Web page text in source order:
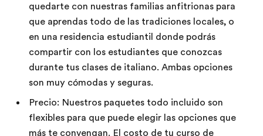
quedarte con nuestras familias anfitrionas para
que aprendas todo de las tradiciones locales, o
en una residencia estudiantil donde podrás
compartir con los estudiantes que conozcas
durante tus clases de italiano. Ambas opciones
son muy cómodas y seguras.
Precio: Nuestros paquetes todo incluido son
flexibles para que puede elegir las opciones que
más te convengan. El costo de tu curso de